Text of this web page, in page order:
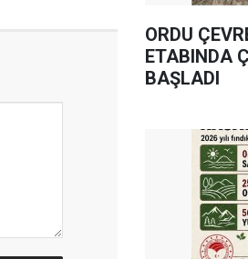
ORDU
ETABINDA
BAŞLADI